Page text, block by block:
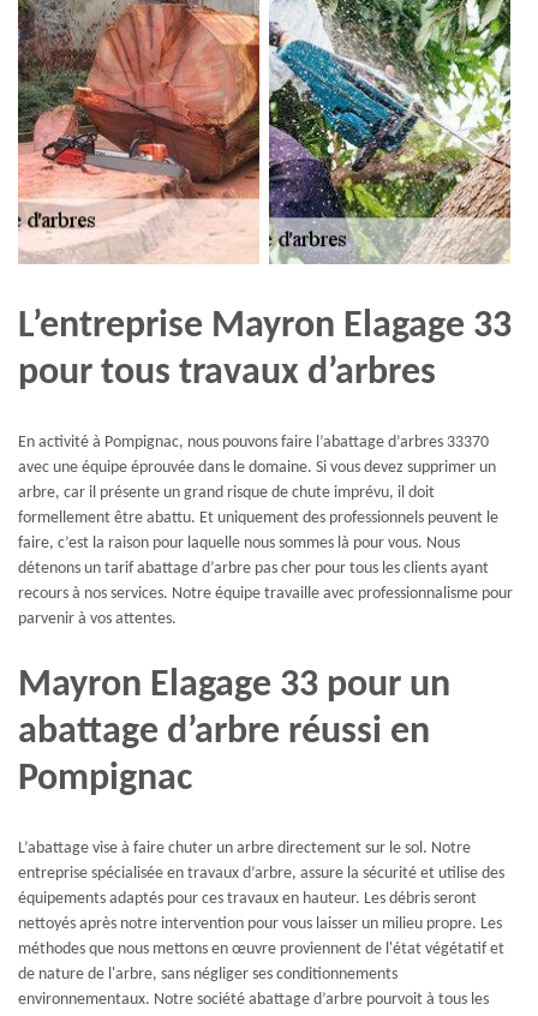
L’entreprise Mayron Elagage 33
pour tous travaux d’arbres
En activité à Pompignac, nous pouvons faire l’abattage d’arbres 33370
avec une équipe éprouvée dans le domaine. Si vous devez supprimer un
arbre, car il présente un grand risque de chute imprévu, il doit
formellement être abattu. Et uniquement des professionnels peuvent le
faire, c’est la raison pour laquelle nous sommes là pour vous. Nous
détenons un tarif abattage d’arbre pas cher pour tous les clients ayant
recours à nos services. Notre équipe travaille avec professionnalisme pour
parvenir à vos attentes.
Mayron Elagage 33 pour un
abattage d’arbre réussi en
Pompignac
L’abattage vise à faire chuter un arbre directement sur le sol. Notre
entreprise spécialisée en travaux d’arbre, assure la sécurité et utilise des
équipements adaptés pour ces travaux en hauteur. Les débris seront
nettoyés après notre intervention pour vous laisser un milieu propre. Les
méthodes que nous mettons en œuvre proviennent de l'état végétatif et
de nature de l'arbre, sans négliger ses conditionnements
environnementaux. Notre société abattage d’arbre pourvoit à tous les